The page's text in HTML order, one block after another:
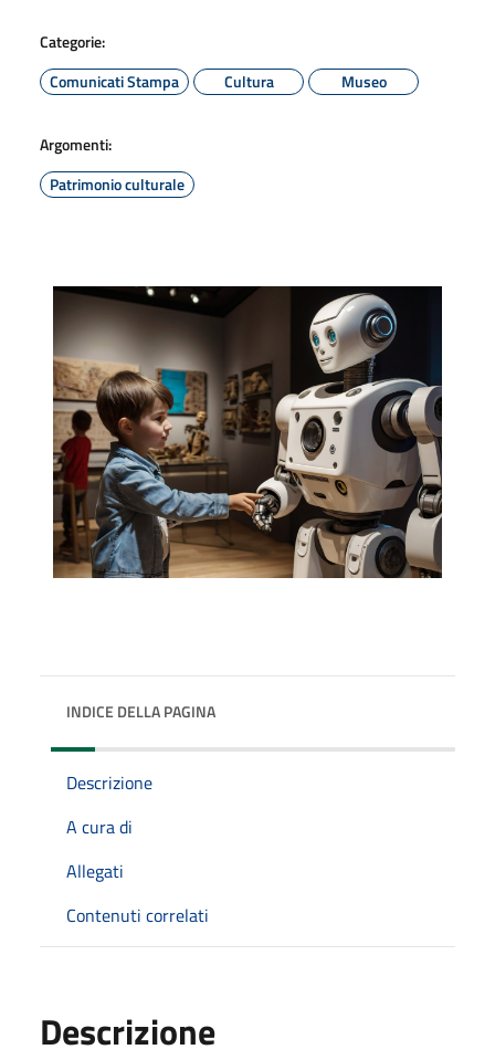
Categorie:
Comunicati Stampa
Cultura Museo
Argomenti:
Patrimonio culturale
INDICE DELLA PAGINA
Descrizione
A cura di
Allegati
Contenuti correlati
Descrizione